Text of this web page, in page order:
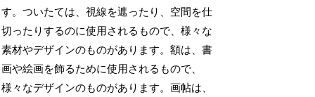
す。ついたては、視線を遮ったり、空間を仕
切ったりするのに使用されるもので、様々な
素材やデザインのものがあります。額は、書
画や絵画を飾るために使用されるもので、
様々なデザインのものがあります。画帖は、